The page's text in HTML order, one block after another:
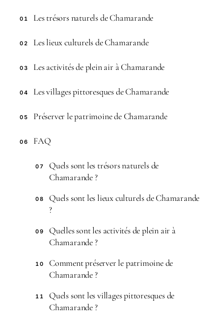
01 Les trésors naturels de Chamarande
02 Les lieux culturels de Chamarande
03 Les activités de plein air à Chamarande
04 Les villages pittoresques de Chamarande
05 Préserver le patrimoine de Chamarande
06 FAQ
07
Quels sont les trésors naturels de
Chamarande ?
08
Quels sont les lieux culturels de Chamarande
?
09
Quelles sont les activités de plein air à
Chamarande ?
10
Comment préserver le patrimoine de
Chamarande ?
11
Quels sont les villages pittoresques de
Chamarande ?